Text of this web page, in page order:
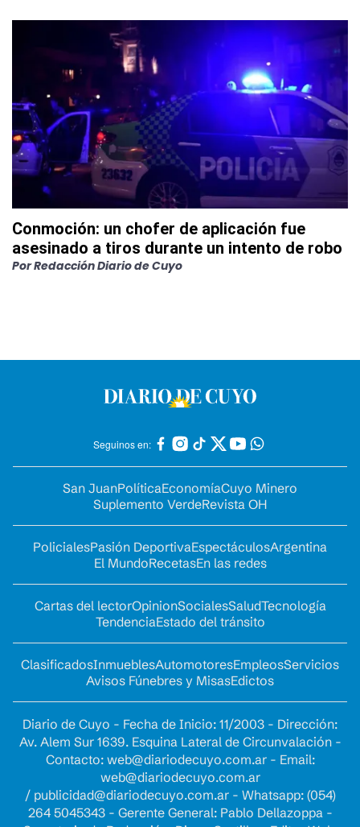
Conmoción: un chofer de aplicación fue
asesinado a tiros durante un intento de robo
PorRedacción Diario de Cuyo
Seguinos en:
San JuanPolíticaEconomíaCuyo Minero
Suplemento VerdeRevista OH
PolicialesPasión DeportivaEspectáculosArgentina
El MundoRecetasEn las redes
Cartas del lectorOpinionSocialesSaludTecnología
TendenciaEstado del tránsito
ClasificadosInmueblesAutomotoresEmpleosServicios
Avisos Fúnebres y MisasEdictos
Diario de Cuyo - Fecha de Inicio: 11/2003 - Dirección:
Av. Alem Sur 1639. Esquina Lateral de Circunvalación -
Contacto: web@diariodecuyo.com.ar- Email:
web@diariodecuyo.com.ar
/ publicidad@diariodecuyo.com.ar- Whatsapp: (054)
264 5045343 - Gerente General: Pablo Dellazoppa -